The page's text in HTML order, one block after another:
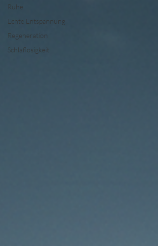
Ruhe
Echte Entspannung
Regeneration
Schlaflosigkeit